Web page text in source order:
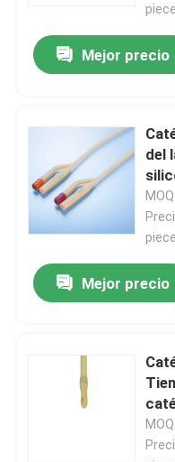
Mejor precio
del
Mejor precio